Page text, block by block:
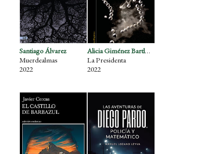
Santiago Álvarez
Muerdealmas
2022
Alicia Giménez Bartlett
La Presidenta
2022